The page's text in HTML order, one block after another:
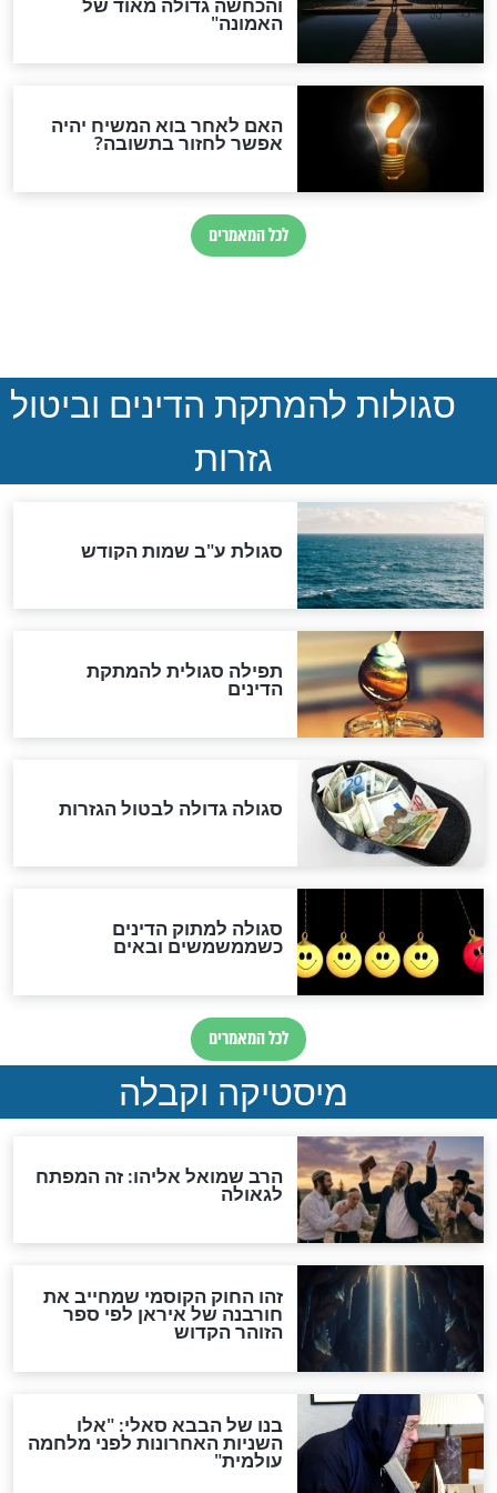
חורבן בית
המצרים - ליום ג’ אב
חדשות יהדות
הותר לפרסום: לוחמי מילואים
נהרגו בדרום לבנון
ההסכם החשאי של טראמפ
ואיראן: בלי שקיפות ועם הרבה
סימני שאלה
המסמך האבוד שנחשף
במרתפי מוסקבה: כתב היד
הנדיר של הרשב"ם התגלה
לכל המאמרים
אחרית הימים
האם אפשר לחשב את הקץ?
מה יהיה בימות המשיח?
"לפני הגאולה תהיה אפיקורסות